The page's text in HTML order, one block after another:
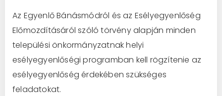
Az Egyenlő Bánásmódról és az Esélyegyenlőség
Előmozdításáról szóló törvény alapján minden
települési önkormányzatnak helyi
esélyegyenlőségi programban kell rögzítenie az
esélyegyenlőség érdekében szükséges
feladatokat.